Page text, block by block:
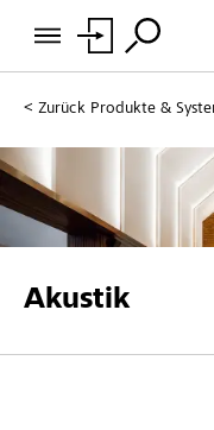
Zurück Produkte &
Akustik